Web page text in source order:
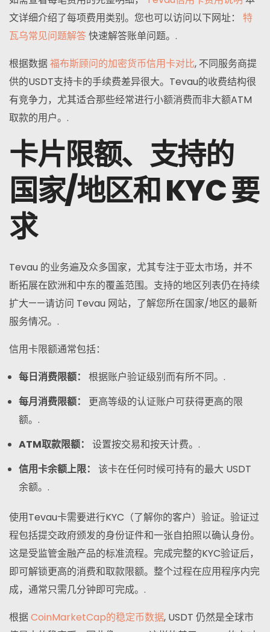
文详细介绍了每项费用类别。您也可以访问以下网址： 特
瓦乌常见问题解答快速解答账单问题。.
根据数据福布斯顾问的加密货币信用卡对比, 不同服务商提
供的USDT支持卡的手续费差异很大。Tevau的收费结构很
有竞争力，尤其适合那些经常进行小额消费而非大额ATM
取款的用户。.
卡片限额、支持的
国家/地区和 KYC 要
求
Tevau 的业务遍及众多国家，尤其专注于亚太市场，并不
断拓展在欧洲和中东的覆盖范围。支持的地区列表仍在持续
扩大——请访问 Tevau 网站，了解您所在国家/地区的最新
服务情况。.
信用卡限额通常包括：
每日消费限额：
根据账户验证级别而有所不同。.
每月消费限额：
更高等级的认证账户可获得更高的限
额。.
ATM取款限额：
设置按交易和按天计费。.
信用卡余额上限：
该卡在任何时候可持有的最大 USDT
余额。.
使用Tevau卡需要进行KYC（了解你的客户）验证。验证过
程包括提交政府颁发的身份证件和一张自拍照以确认身份。
这是受监管金融产品的标准流程。完成完整的KYC验证后，
即可解锁更高的消费和取款限额。整个过程在应用程序内完
成，通常只需几分钟即可完成。.
根据CoinMarketCap的稳定币数据, USDT 仍然是全球市